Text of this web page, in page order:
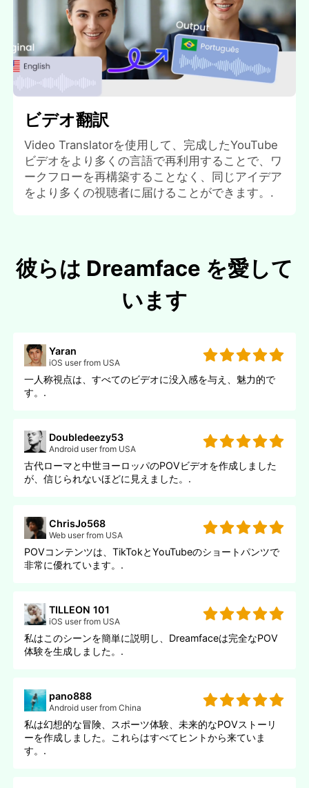
ビデオ翻訳
Video Translatorを使用して、完成したYouTube
ビデオをより多くの言語で再利用することで、ワ
ークフローを再構築することなく、同じアイデア
をより多くの視聴者に届けることができます。.
彼らは Dreamface を愛して
います
Yaran
iOS user from USA
一人称視点は、すべてのビデオに没入感を与え、魅力的で
す。.
Doubledeezy53
Android user from USA
古代ローマと中世ヨーロッパのPOVビデオを作成しました
が、信じられないほどに見えました。.
ChrisJo568
Web user from USA
POVコンテンツは、TikTokとYouTubeのショートパンツで
非常に優れています。.
TILLEON 101
iOS user from USA
私はこのシーンを簡単に説明し、Dreamfaceは完全なPOV
体験を生成しました。.
pano888
Android user from China
私は幻想的な冒険、スポーツ体験、未来的なPOVストーリ
ーを作成しました。これらはすべてヒントから来ていま
す。.